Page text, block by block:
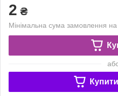
2 ₴
Мінімальна сума замовлення